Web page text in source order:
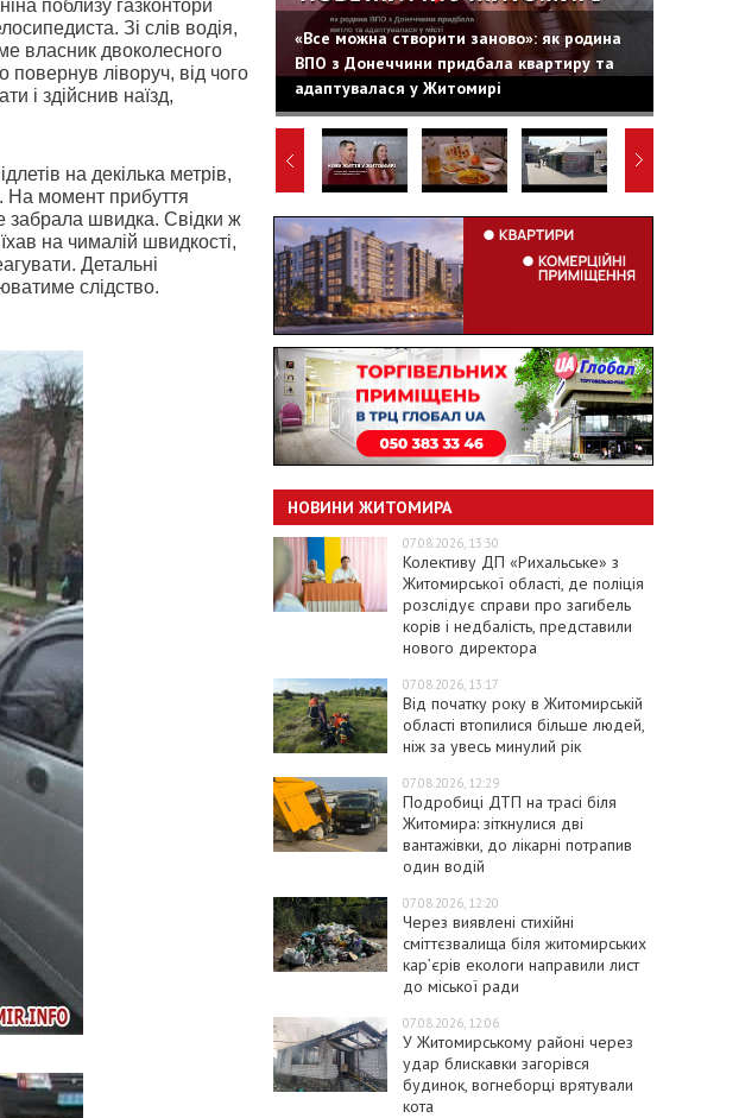
поблизу газконтори
Зі слів водія,
власник двоколесного
повернув ліворуч, від чого
і здійснив наїзд,
на декілька метрів,
На момент прибуття
забрала швидка. Свідки ж
на чималій швидкості,
Детальні
слідство.
«Все можна створити заново»: як родина
ВПО з Донеччини придбала квартиру та
адаптувалася у Житомирі
НОВИНИ ЖИТОМИРА
07.08.2026, 13:30
Колективу ДП «Рихальське» з
Житомирської області, де поліція
розслідує справи про загибель
корів і недбалість, представили
нового директора
07.08.2026, 13:17
Від початку року в Житомирській
області втопилися більше людей,
ніж за увесь минулий рік
07.08.2026, 12:29
Подробиці ДТП на трасі біля
Житомира: зіткнулися дві
вантажівки, до лікарні потрапив
один водій
07.08.2026, 12:20
Через виявлені стихійні
сміттєзвалища біля житомирських
кар’єрів екологи направили лист
до міської ради
07.08.2026, 12:06
У Житомирському районі через
удар блискавки загорівся
будинок, вогнеборці врятували
кота